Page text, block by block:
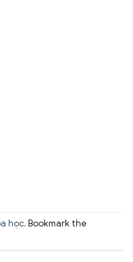
học. Bookmark the